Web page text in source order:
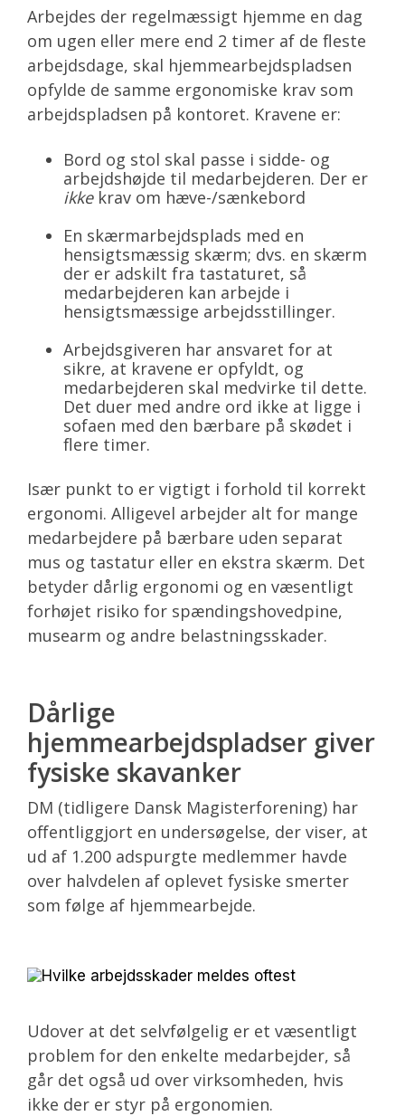
Arbejdes der regelmæssigt hjemme en dag
om ugen eller mere end 2 timer af de fleste
arbejdsdage, skal hjemmearbejdspladsen
opfylde de samme ergonomiske krav som
arbejdspladsen på kontoret. Kravene er:
Bord og stol skal passe i sidde- og
arbejdshøjde til medarbejderen. Der er
ikkekrav om hæve-/sænkebord
En skærmarbejdsplads med en
hensigtsmæssig skærm; dvs. en skærm
der er adskilt fra tastaturet, så
medarbejderen kan arbejde i
hensigtsmæssige arbejdsstillinger.
Arbejdsgiveren har ansvaret for at
sikre, at kravene er opfyldt, og
medarbejderen skal medvirke til dette.
Det duer med andre ord ikke at ligge i
sofaen med den bærbare på skødet i
flere timer.
Især punkt to er vigtigt i forhold til korrekt
ergonomi. Alligevel arbejder alt for mange
medarbejdere på bærbare uden separat
mus og tastatur eller en ekstra skærm. Det
betyder dårlig ergonomi og en væsentligt
forhøjet risiko for spændingshovedpine,
musearm og andre belastningsskader.
Dårlige
hjemmearbejdspladser giver
fysiske skavanker
DM (tidligere Dansk Magisterforening) har
offentliggjort en undersøgelse, der viser, at
ud af 1.200 adspurgte medlemmer havde
over halvdelen af oplevet fysiske smerter
som følge af hjemmearbejde.
Udover at det selvfølgelig er et væsentligt
problem for den enkelte medarbejder, så
går det også ud over virksomheden, hvis
ikke der er styr på ergonomien.